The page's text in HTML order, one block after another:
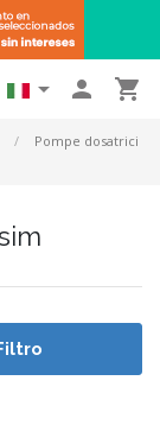
  
Pompe dosatrici